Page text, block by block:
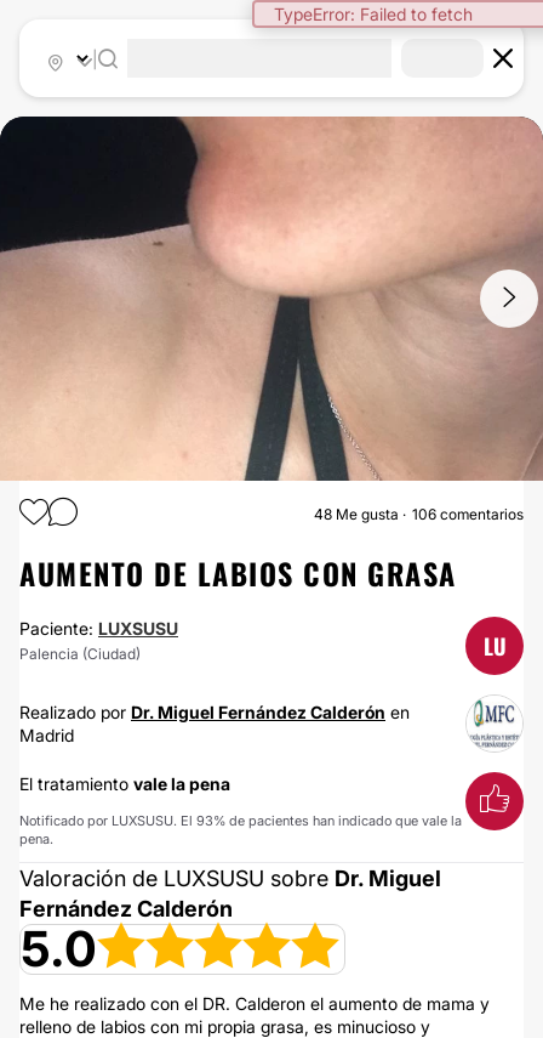
AUMENTO DE PECHO
48 Me gusta 106 comentarios
AUMENTO DE LABIOS CON GRASA
Paciente: LUXSUSU
Palencia (Ciudad) LU
Realizado por Dr. Miguel Fernández Calderón en
Madrid
El tratamiento vale la pena
Notificado por LUXSUSU. El 93% de pacientes han indicado que vale la
pena.
Valoración de LUXSUSU sobre Dr. Miguel
Fernández Calderón
5.0
Me he realizado con el DR. Calderon el aumento de mama y
relleno de labios con mi propia grasa, es minucioso y